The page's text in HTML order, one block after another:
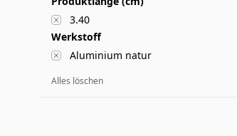
3.40
Werkstoff
Aluminium natur
Alles löschen